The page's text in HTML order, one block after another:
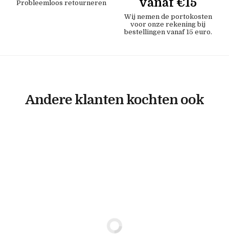
Probleemloos retourneren
Wij nemen de portokosten
voor onze rekening bij
bestellingen vanaf 15 euro.
Andere klanten kochten ook